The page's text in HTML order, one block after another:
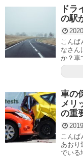
ドラ
の駅
こんば
なさん
か？車
車の
メリ
の重
こんば
あおり
でいる